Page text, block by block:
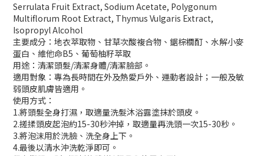
Serrulata Fruit Extract, Sodium Acetate, Polygonum
Multiflorum Root Extract, Thymus Vulgaris Extract,
Isopropyl Alcohol
主要成分：地衣萃取物、甘草次酸複合物、鋸棕櫚酊、水解小麥
蛋白、維他命B5、葡萄柚籽萃取
用途：清潔頭髮/清潔身體/清潔臉部。
適用對象：專為長時間在外及熱愛戶外、運動者設計；一般及敏
弱頭皮肌膚皆適用。
使用方式：
1.將頭髮全身打濕，取適量洗髮沐浴露塗抹於頭皮。
2.搓揉頭皮起泡約15-30秒沖掉，取適量再洗頭一次15-30秒。
3.將泡沫用於洗臉、洗全身上下。
4.最後以清水沖洗乾淨即可。